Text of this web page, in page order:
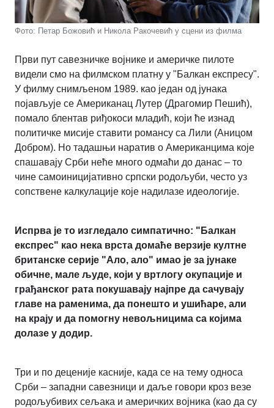
Фото: Петар Божовић и Никола Ракочевић у сцени из филма
Први пут савезничке војнике и америчке пилоте
видели смо на филмском платну у "Балкан експресу".
У филму снимљеном 1989. као један од јунака
појављује се Американац Лутер (Драгомир Пешић),
помало блентав риђокоси младић, који ће изнад
политичке мисије ставити романсу са Лили (Аницом
Добром). Но тадашњи наратив о Американцима које
спашавају Срби неће много одмаћи до данас – то
чине самоиницијативно српски родољуби, често уз
сопствене калкулације које надилазе идеологије.
Испрва је то изгледало симпатично: "Балкан
експрес" као нека врста домаће верзије култне
британске серије "Ало, ало" имао је за јунаке
обичне, мале људе, који у вртлогу окупације и
грађанског рата покушавају најпре да сачувају
главе на раменима, да понешто и ушићаре, али
на крају и да помогну невољницима са којима
долазе у додир.
Три и по деценије касније, када се на тему односа
Срби ‒ западни савезници и даље говори кроз везе
родољубивих сељака и америчких војника (као да су